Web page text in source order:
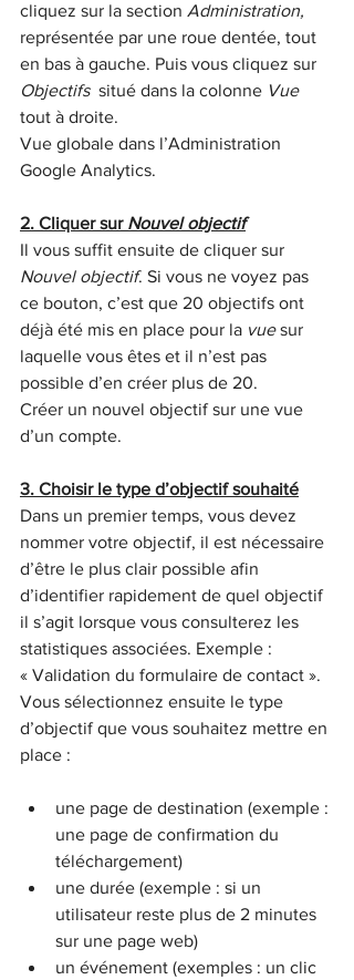
cliquez sur la section Administration,
représentée par une roue dentée, tout
en bas à gauche. Puis vous cliquez sur
Objectifs situé dans la colonne Vue
tout à droite.
Vue globale dans l’Administration
Google Analytics.
2. Cliquer sur Nouvel objectif
Il vous suffit ensuite de cliquer sur
Nouvel objectif. Si vous ne voyez pas
ce bouton, c’est que 20 objectifs ont
déjà été mis en place pour la vue sur
laquelle vous êtes et il n’est pas
possible d’en créer plus de 20.
Créer un nouvel objectif sur une vue
d’un compte.
3. Choisir le type d’objectif souhaité
Dans un premier temps, vous devez
nommer votre objectif, il est nécessaire
d’être le plus clair possible afin
d’identifier rapidement de quel objectif
il s’agit lorsque vous consulterez les
statistiques associées. Exemple :
« Validation du formulaire de contact ».
Vous sélectionnez ensuite le type
d’objectif que vous souhaitez mettre en
place :
une page de destination (exemple :
une page de confirmation du
téléchargement)
une durée (exemple : si un
utilisateur reste plus de 2 minutes
sur une page web)
un événement (exemples : un clic